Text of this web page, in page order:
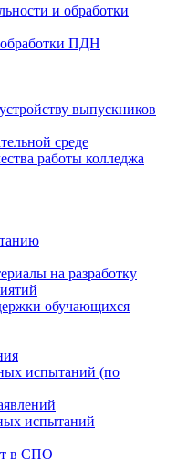
и обработки
ПДН
выпускников
среде
работы колледжа
на разработку
обучающихся
испытаний (по
испытаний
в СПО